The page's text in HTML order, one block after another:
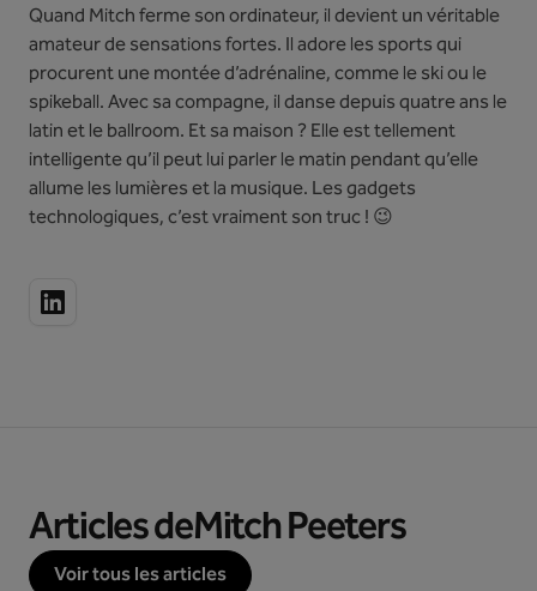
Quand Mitch ferme son ordinateur, il devient un véritable
amateur de sensations fortes. Il adore les sports qui
procurent une montée d’adrénaline, comme le ski ou le
spikeball. Avec sa compagne, il danse depuis quatre ans le
latin et le ballroom. Et sa maison ? Elle est tellement
intelligente qu’il peut lui parler le matin pendant qu’elle
allume les lumières et la musique. Les gadgets
technologiques, c’est vraiment son truc ! 😉
Articles deMitch Peeters
Voir tous les articles